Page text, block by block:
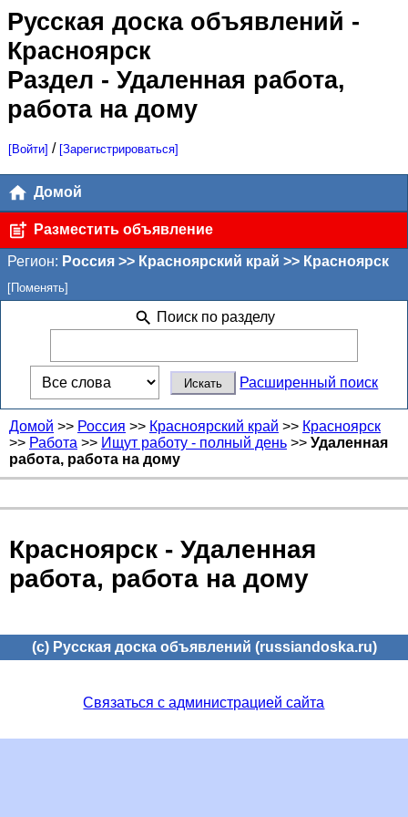
Русская доска объявлений -
Красноярск
Раздел - Удаленная работа,
работа на дому
[Войти] / [Зарегистрироваться]
Домой
Разместить объявление
Регион: Россия >> Красноярский край >> Красноярск
[Поменять]
Поиск по разделу
Расширенный поиск
Домой >> Россия >> Красноярский край >> Красноярск
>> Работа >> Ищут работу - полный день >> Удаленная
работа, работа на дому
Красноярск - Удаленная
работа, работа на дому
(c) Русская доска объявлений (russiandoska.ru)
Связаться с администрацией сайта